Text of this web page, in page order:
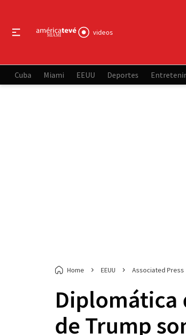
videos
Cuba Miami EEUU Deportes
Home EEUU Associated Press
Diplomática
de Trump